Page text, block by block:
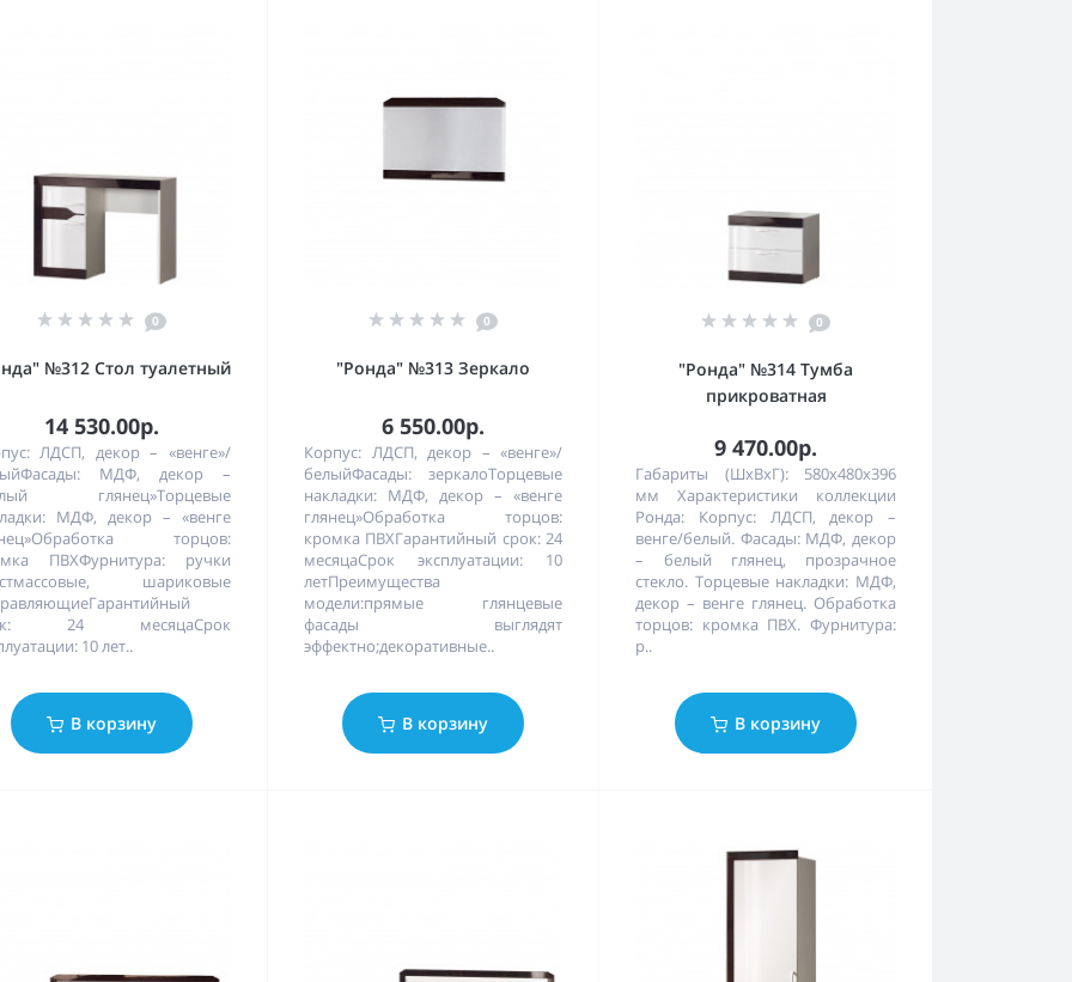
0
№312 Стол туалетный
14 530.00р.
ЛДСП, декор – «венге»/
МДФ, декор –
глянец»Торцевые
МДФ, декор – «венге
торцов:
ПВХФурнитура: ручки
шариковые
24 месяцаСрок
10 лет..
В корзину
0
"Ронда" №313 Зеркало
6 550.00р.
Корпус: ЛДСП, декор – «венге»/
белыйФасады: зеркалоТорцевые
накладки: МДФ, декор – «венге
глянец»Обработка торцов:
кромка ПВХГарантийный срок: 24
месяцаСрок эксплуатации: 10
летПреимущества
модели:прямые глянцевые
фасады выглядят
эффектно;декоративные..
В корзину
0
"Ронда" №314 Тумба
прикроватная
9 470.00р.
Габариты (ШхВхГ): 580х480х396
мм Характеристики коллекции
Ронда: Корпус: ЛДСП, декор –
венге/белый. Фасады: МДФ, декор
– белый глянец, прозрачное
стекло. Торцевые накладки: МДФ,
декор – венге глянец. Обработка
торцов: кромка ПВХ. Фурнитура:
р..
В корзину